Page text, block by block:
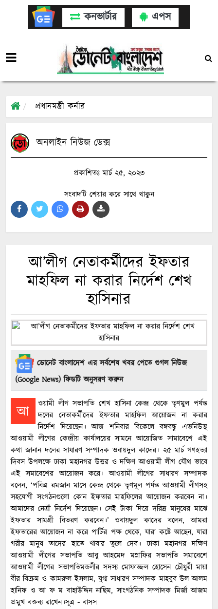
কনভার্টার এপস
প্রধানমন্ত্রী কর্নার
অনলাইন নিউজ ডেক্স
প্রকাশিতঃ মার্চ ২৫, ২০২৩
সংবাদটি শেয়ার করে সাথে থাকুন
আ’লীগ নেতাকর্মীদের ইফতার
মাহফিল না করার নির্দেশ শেখ
হাসিনার
ডোনেট বাংলাদেশ এর সর্বশেষ খবর পেতে গুগল নিউজ
(Google News) ফিডটি অনুসরণ করুন
আ
ওয়ামী লীগ সভাপতি শেখ হাসিনা কেন্দ্র থেকে তৃণমুল পর্যন্ত
দলের নেতাকর্মীদের ইফতার মাহফিল আয়োজন না করার
নির্দেশ দিয়েছেন। আজ শনিবার বিকেলে বঙ্গবন্ধু এভনিউস্থ
আওয়ামী লীগের কেন্দ্রীয় কার্যালয়ের সামনে আয়োজিত সামাবেশে এই
কথা জানান দলের সাধারণ সম্পাদক ওবায়দুল কাদের। ২৫ মার্চ গণহত্যা
দিবস উপলক্ষে ঢাকা মহানগর উত্তর ও দক্ষিণ আওয়ামী লীগ যৌথ ভাবে
এই সমাবেশের আয়োজন করে। আওয়ামী লীগের সাধারণ সম্পাদক
বলেন, ‘পবিত্র রমজান মাসে কেন্দ্র থেকে তৃণমূল পর্যন্ত আওয়ামী লীগসহ
সহযোগী সংগঠনগুলো কোন ইফতার মাহফিলের আয়োজন করবেন না।
আমাদের নেত্রী নির্দেশ দিয়েছেন। সেই টাকা দিয়ে দরিদ্র মানুষের মাঝে
ইফতার সামগ্রী বিতরণ করবেন।’ ওবায়দুল কাদের বলেন, আমরা
ইফতারের আয়োজন না করে পার্টির পক্ষ থেকে, যারা কষ্টে আছেন, যারা
গরীর মানুষ তাদের হাতে খাবার তুলে দেব। ঢাকা মহানগর দক্ষিণ
আওয়ামী লীগের সভাপতি আবু আহমেদ মন্নাফির সভাপতি সমাবেশে
আওয়ামী লীগের সভাপতিমন্ডলীর সদস্য মোফাজ্জল হোসেন চৌধুরী মায়া
বীর বিক্রম ও কামরুল ইসলাম, যুগ্ম সাধারণ সম্পাদক মাহবুব উল আলম
হানিফ ও আ ফ ম বাহাউদ্দিন নাছিম, সাংগঠনিক সম্পাদক মির্জা আজম
প্রমুখ বক্তব্য রাখেন।সূত্র - বাসস